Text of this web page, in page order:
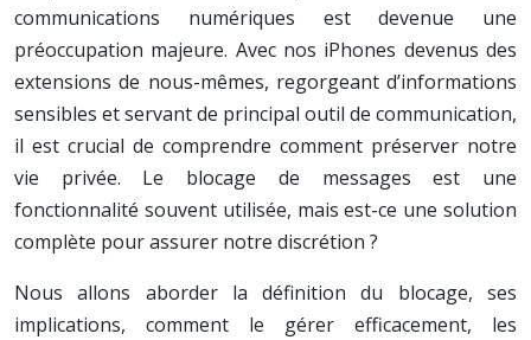
communications numériques est devenue une
préoccupation majeure. Avec nos iPhones devenus des
extensions de nous-mêmes, regorgeant d’informations
sensibles et servant de principal outil de communication,
il est crucial de comprendre comment préserver notre
vie privée. Le blocage de messages est une
fonctionnalité souvent utilisée, mais est-ce une solution
complète pour assurer notre discrétion ?
Nous allons aborder la définition du blocage, ses
implications, comment le gérer efficacement, les